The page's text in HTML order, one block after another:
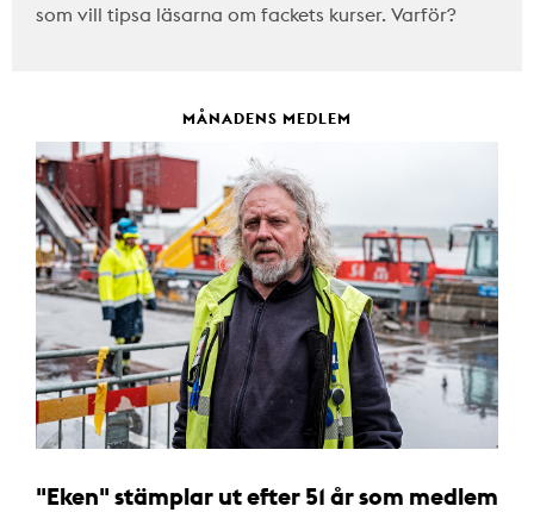
som vill tipsa läsarna om fackets kurser. Varför?
MÅNADENS MEDLEM
"Eken" stämplar ut efter 51 år som medlem